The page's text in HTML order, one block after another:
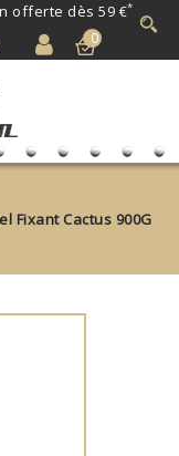
offerte dès 59 €*
0
Fixant Cactus 900G